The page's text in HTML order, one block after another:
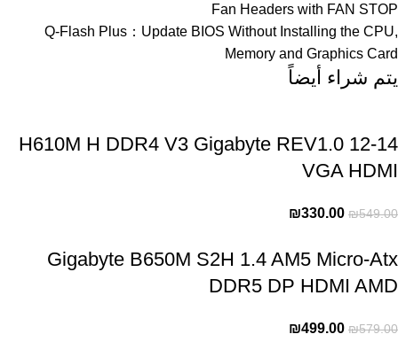
Fan Headers with FAN STOP
Q-Flash Plus：Update BIOS Without Installing the CPU,
Memory and Graphics Card
يتم شراء أيضاً
12-14 H610M H DDR4 V3 Gigabyte REV1.0
VGA HDMI
₪549.00
₪330.00
Gigabyte B650M S2H 1.4 AM5 Micro-Atx
DDR5 DP HDMI AMD
₪579.00
₪499.00